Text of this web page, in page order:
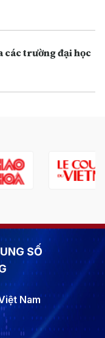
các trường đại học
SỐ
Nam